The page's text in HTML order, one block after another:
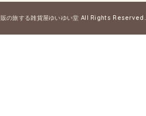
の旅する雑貨屋ゆいゆい堂 All Rights Reserved.